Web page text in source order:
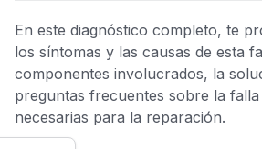
En este diagnóstico completo, te
los síntomas y las causas de esta
componentes involucrados, la
preguntas frecuentes sobre la
necesarias para la reparación.